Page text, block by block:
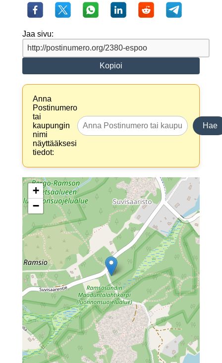
Jaa sivu:
Kopioi
Anna
Postinumero
tai
kaupungin
nimi
näyttääksesi
tiedot:
Hae
+
−